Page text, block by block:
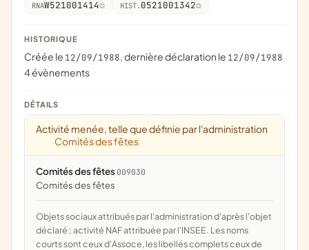
RNAW521001414 HIST. 0521001342
HISTORIQUE
Créée le 12/09/1988, dernière déclaration le 12/09/1988
4 évènements
DÉTAILS
Activité menée, telle que définie par l'administration
Comités des fêtes
Comités des fêtes 009030
comités des fêtes
Objets sociaux attribués par l'administration d'après l'objet
déclaré ; activité NAF attribuée par l'INSEE. Les noms
courts sont ceux d'Assoce, les libellés complets ceux de